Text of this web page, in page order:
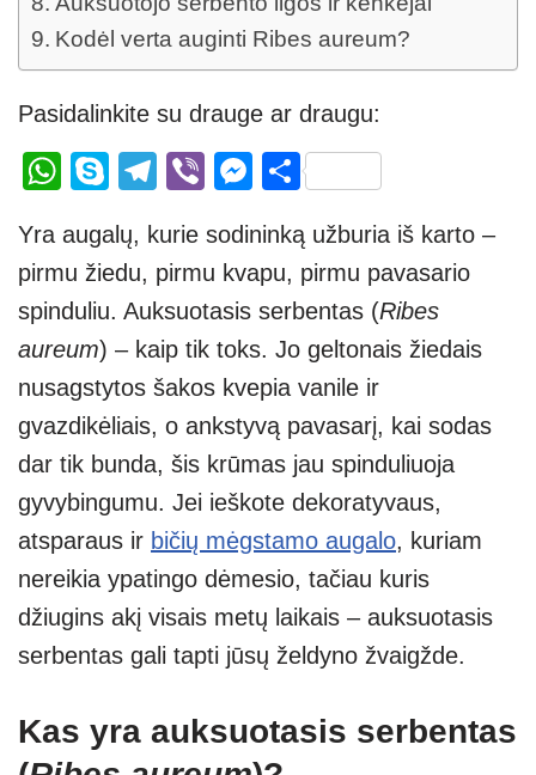
Kodėl verta auginti Ribes aureum?
Pasidalinkite su drauge ar draugu:
W
at
s
A
p
p
S
p
e
T
e
gr
a
m
Vi
er
M
ss
e
n
g
er
S
ar
e
Yra augalų, kurie sodininką užburia iš karto –
pirmu žiedu, pirmu kvapu, pirmu pavasario
spinduliu. Auksuotasis serbentas (Ribes
aureum) – kaip tik toks. Jo geltonais žiedais
nusagstytos šakos kvepia vanile ir
gvazdikėliais, o ankstyvą pavasarį, kai sodas
dar tik bunda, šis krūmas jau spinduliuoja
gyvybingumu. Jei ieškote dekoratyvaus,
atsparaus ir bičių mėgstamo augalo, kuriam
nereikia ypatingo dėmesio, tačiau kuris
džiugins akį visais metų laikais – auksuotasis
serbentas gali tapti jūsų želdyno žvaigžde.
Kas yra auksuotasis serbentas